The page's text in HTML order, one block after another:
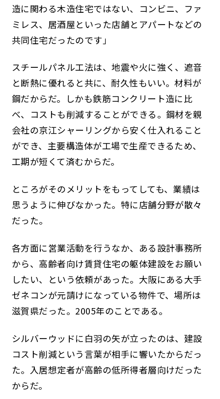
造に関わる木造住宅ではない、コンビニ、ファ
ミレス、居酒屋といった店舗とアパートなどの
共同住宅だったのです」
スチールパネル工法は、地震や火に強く、遮音
と断熱に優れると共に、耐久性もいい。材料が
鋼だからだ。しかも鉄筋コンクリート造に比
べ、コストも削減することができる。鋼材を親
会社の京江シャーリングから安く仕入れること
ができ、主要構造体が工場で生産できるため、
工期が短くて済むからだ。
ところがそのメリットをもってしても、業績は
思うように伸びなかった。特に店舗分野が散々
だった。
各方面に営業活動を行うなか、ある設計事務所
から、高齢者向け賃貸住宅の躯体建設をお願い
したい、という依頼があった。大阪にある大手
ゼネコンが元請けになっている物件で、場所は
滋賀県だった。2005年のことである。
シルバーウッドに白羽の矢が立ったのは、建設
コスト削減という言葉が相手に響いたからだっ
た。入居想定者が高齢の低所得者層向けだった
からだ。